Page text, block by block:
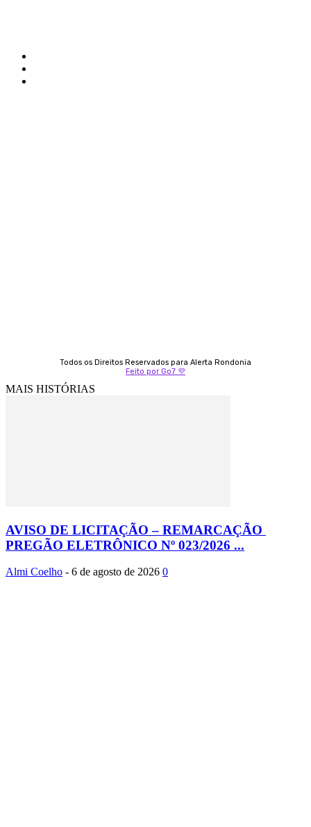
Todos os Direitos Reservados para Alerta Rondonia
Feito por Go7 💜
MAIS HISTÓRIAS
AVISO DE LICITAÇÃO – REMARCAÇÃO
PREGÃO ELETRÔNICO Nº 023/2026 ...
Almi Coelho - 6 de agosto de 2026 0